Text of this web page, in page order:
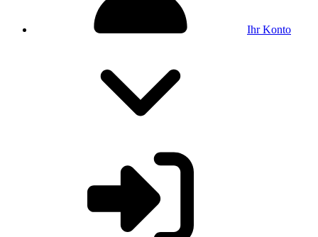
Ihr Konto